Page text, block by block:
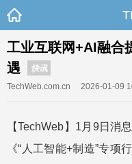
工业互联网+AI融合
遇
快讯
TechWeb.com.cn
2026-01-09
【TechWeb】1月9日消
《“人工智能+制造”专项